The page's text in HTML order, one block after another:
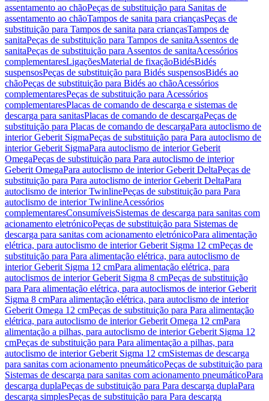
assentamento ao chãoPeças de substituição para Sanitas de
assentamento ao chãoTampos de sanita para criançasPeças de
substituição para Tampos de sanita para criançasTampos de
sanitaPeças de substituição para Tampos de sanitaAssentos de
sanitaPeças de substituição para Assentos de sanitaAcessórios
complementaresLigaçõesMaterial de fixaçãoBidésBidés
suspensosPeças de substituição para Bidés suspensosBidés ao
chãoPeças de substituição para Bidés ao chãoAcessórios
complementaresPeças de substituição para Acessórios
complementaresPlacas de comando de descarga e sistemas de
descarga para sanitasPlacas de comando de descargaPeças de
substituição para Placas de comando de descargaPara autoclismo de
interior Geberit SigmaPeças de substituição para Para autoclismo de
interior Geberit SigmaPara autoclismo de interior Geberit
OmegaPeças de substituição para Para autoclismo de interior
Geberit OmegaPara autoclismo de interior Geberit DeltaPeças de
substituição para Para autoclismo de interior Geberit DeltaPara
autoclismo de interior TwinlinePeças de substituição para Para
autoclismo de interior TwinlineAcessórios
complementaresConsumíveisSistemas de descarga para sanitas com
acionamento eletrónicoPeças de substituição para Sistemas de
descarga para sanitas com acionamento eletrónicoPara alimentação
elétrica, para autoclismo de interior Geberit Sigma 12 cmPeças de
substituição para Para alimentação elétrica, para autoclismo de
interior Geberit Sigma 12 cmPara alimentação elétrica, para
autoclismos de interior Geberit Sigma 8 cmPeças de substituição
para Para alimentação elétrica, para autoclismos de interior Geberit
Sigma 8 cmPara alimentação elétrica, para autoclismo de interior
Geberit Omega 12 cmPeças de substituição para Para alimentação
elétrica, para autoclismo de interior Geberit Omega 12 cmPara
alimentação a pilhas, para autoclismo de interior Geberit Sigma 12
cmPeças de substituição para Para alimentação a pilhas, para
autoclismo de interior Geberit Sigma 12 cmSistemas de descarga
para sanitas com acionamento pneumáticoPeças de substituição para
Sistemas de descarga para sanitas com acionamento pneumáticoPara
descarga duplaPeças de substituição para Para descarga duplaPara
descarga simplesPeças de substituição para Para descarga